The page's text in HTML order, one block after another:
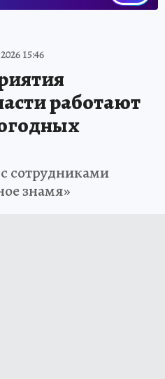
15:46
работают
сотрудниками
знамя»